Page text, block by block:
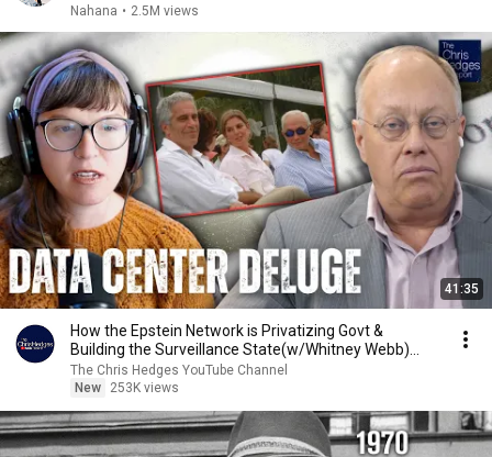
Nahana • 2.5M views
41:35
How the Epstein Network is Privatizing Govt &
Building the Surveillance State(w/Whitney Webb)
|TCHR
The Chris Hedges YouTube Channel
New
253K views